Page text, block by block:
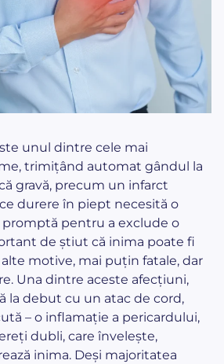
unul dintre cele mai
trimițând automat gândul la
gravă, precum un infarct
durere în piept necesită o
promptă pentru a exclude o
de știut că inima poate fi
motive, mai puțin fatale, dar
Una dintre aceste afecțiuni,
la debut cu un atac de cord,
– o inflamație a pericardului,
dubli, care învelește,
inima. Deși majoritatea